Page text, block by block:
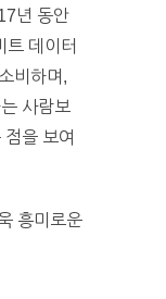
년 동안
트 데이터
비하며,
사람보
을 보여
흥미로운